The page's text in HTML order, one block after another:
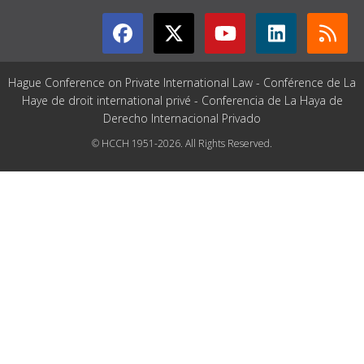
Hague Conference on Private International Law - Conférence de La
Haye de droit international privé - Conferencia de La Haya de
Derecho Internacional Privado
© HCCH 1951-2026. All Rights Reserved.